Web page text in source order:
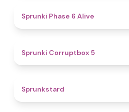
Sprunki Phase 6 Alive
Sprunki Corruptbox 5
Sprunkstard